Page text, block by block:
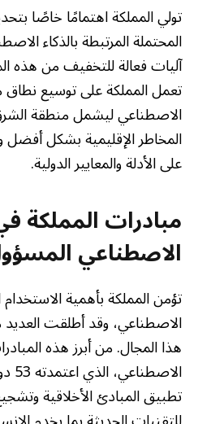
تولي المملكة اهتمامًا خاصًا
المحتملة المرتبطة بالذكاء
آليات فعالة للتخفيف من هذه
تعمل المملكة على توسيع
الاصطناعي ليشمل منطقة
المخاطر الإقليمية بشكل
على الأدلة والمعايير الدولية.
مبادرات المملكة
الاصطناعي
تؤمن المملكة بأهمية
الاصطناعي، وقد أطلقت العديد
هذا المجال. من أبرز هذه
تطبيق المبادئ الأخلاقية